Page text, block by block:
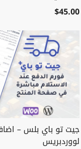
$45.00
جيت تو باي بلس –
لووردبريس